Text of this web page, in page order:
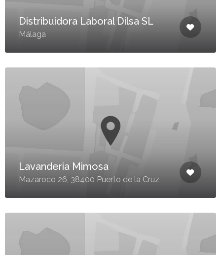
Distribuidora Laboral Dilsa SL
Málaga
Lavanderia Mimosa
Mazaroco 26, 38400 Puerto de la Cruz